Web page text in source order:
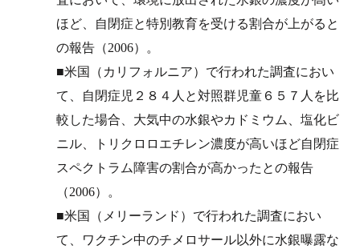
ほど、自閉症と特別教育を受ける割合が上がると
の報告（2006）。
■米国（カリフォルニア）で行われた調査におい
て、自閉症児２８４人と対照群児童６５７人を比
較した場合、大気中の水銀やカドミウム、塩化ビ
ニル、トリクロロエチレン濃度が高いほど自閉症
スペクトラム障害の割合が高かったとの報告
（2006）。
■米国（メリーランド）で行われた調査におい
て、ワクチン中のチメロサール以外に水銀曝露な